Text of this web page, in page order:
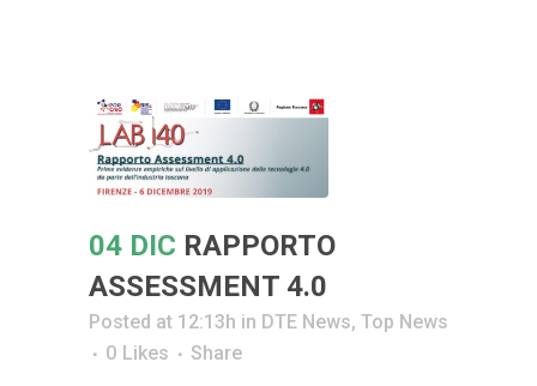
04 DIC RAPPORTO
ASSESSMENT 4.0
Posted at 12:13h in DTE News, Top News
0 Likes Share